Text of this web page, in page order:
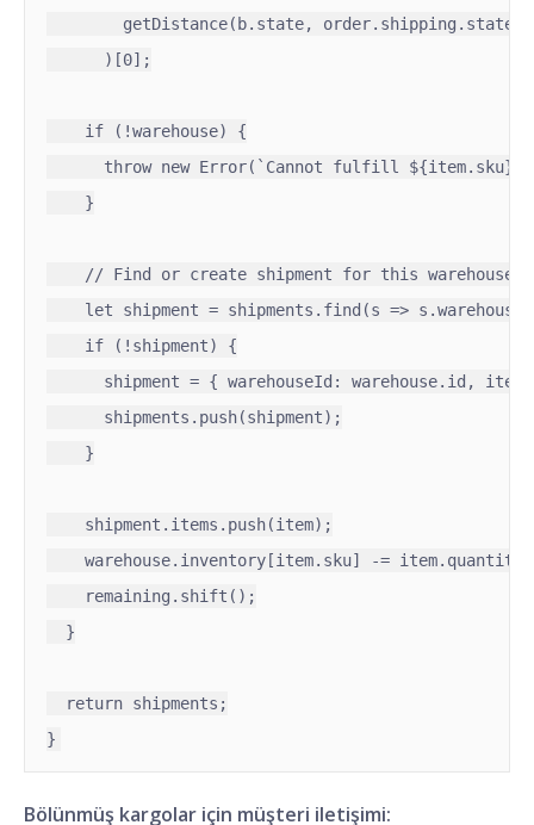
        getDistance(b.state, order.shipping.state)
      )[0];
    if (!warehouse) {
throw new Error(`Cannot fulfill
    }
    // Find or create shipment for this warehouse
let shipment = shipments.find(s =>
    if (!shipment) {
shipment = { warehouseId: warehouse.id,
      shipments.push(shipment);
    }
    shipment.items.push(item);
    warehouse.inventory[item.sku] -= item.quantity;
    remaining.shift();
  }
  return shipments;
}
Bölünmüş kargolar için müşteri iletişimi: